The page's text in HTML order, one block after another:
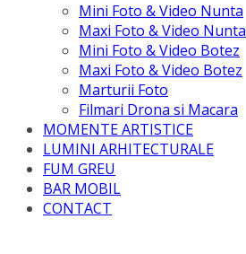
Mini Foto & Video Nunta
Maxi Foto & Video Nunta
Mini Foto & Video Botez
Maxi Foto & Video Botez
Marturii Foto
Filmari Drona si Macara
MOMENTE ARTISTICE
LUMINI ARHITECTURALE
FUM GREU
BAR MOBIL
CONTACT